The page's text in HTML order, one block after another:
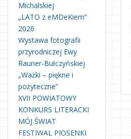
Michalskiej
„LATO z eMDeKiem”
2026
Wystawa fotografii
przyrodniczej Ewy
Rauner-Bułczyńskiej
„Ważki – piękne i
pożyteczne”
XVII POWIATOWY
KONKURS LITERACKI
MÓJ ŚWIAT
FESTIWAL PIOSENKI